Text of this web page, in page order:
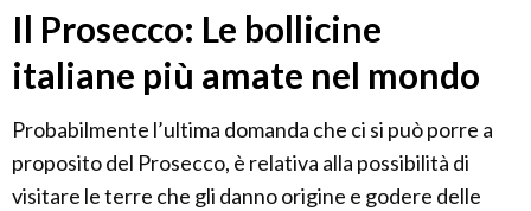
Il Prosecco: Le bollicine
italiane più amate nel mondo
Probabilmente l’ultima domanda che ci si può porre a
proposito del Prosecco, è relativa alla possibilità di
visitare le terre che gli danno origine e godere delle